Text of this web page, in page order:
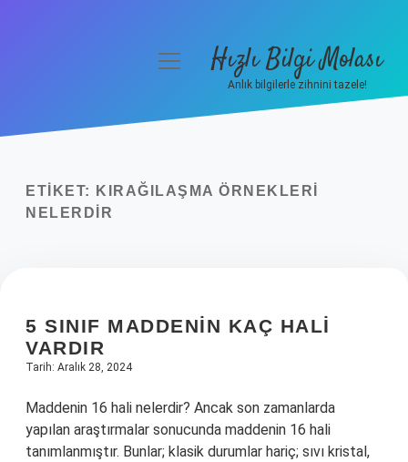
Yasal Uyarı
menüyüHızlı Bilgi Molası
Anlık bilgilerle zihnini tazele!
ETIKET:
KIRAĞILAŞMA ÖRNEKLERI
NELERDIR
5 SINIF MADDENIN KAÇ HALI
VARDIR
Tarih: Aralık 28, 2024
Maddenin 16 hali nelerdir? Ancak son zamanlarda
yapılan araştırmalar sonucunda maddenin 16 hali
tanımlanmıştır. Bunlar; klasik durumlar hariç; sıvı kristal,